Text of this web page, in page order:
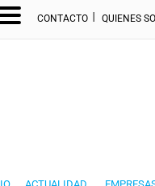
CONTACTO I QUIENES